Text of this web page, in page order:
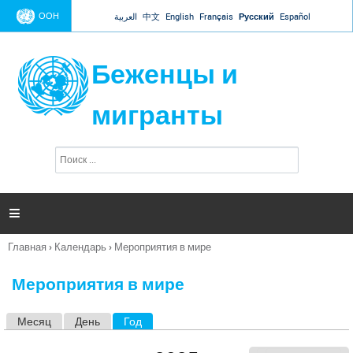
Jump to navigation
ООН العربية 中文 English Français Русский Español
Беженцы и
мигранты
п
и

Вы
Главная › Календарь › Мероприятия в мире
Мероприятия в мире
Месяц День Год